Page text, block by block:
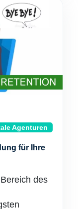
Agenturen
für Ihre
des